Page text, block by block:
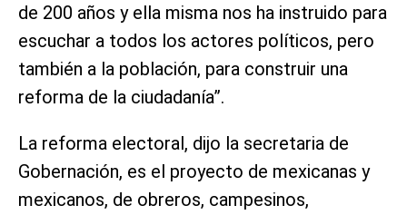
de 200 años y ella misma nos ha instruido para
escuchar a todos los actores políticos, pero
también a la población, para construir una
reforma de la ciudadanía”.
La reforma electoral, dijo la secretaria de
Gobernación, es el proyecto de mexicanas y
mexicanos, de obreros, campesinos,